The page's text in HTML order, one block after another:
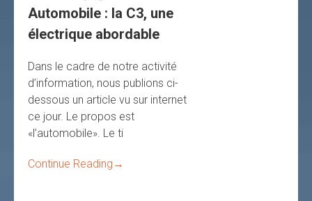
Automobile : la C3, une
électrique abordable
Dans le cadre de notre activité
d’information, nous publions ci-
dessous un article vu sur internet
ce jour. Le propos est
«l’automobile». Le ti
Continue Reading →